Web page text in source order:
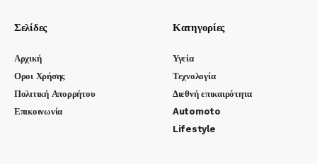
Σελίδες
Αρχική
Οροι Χρήσης
Πολιτική Απορρήτου
Επικοινωνία
Κατηγορίες
Υγεία
Τεχνολογία
Διεθνή επικαιρότητα
Automoto
Lifestyle